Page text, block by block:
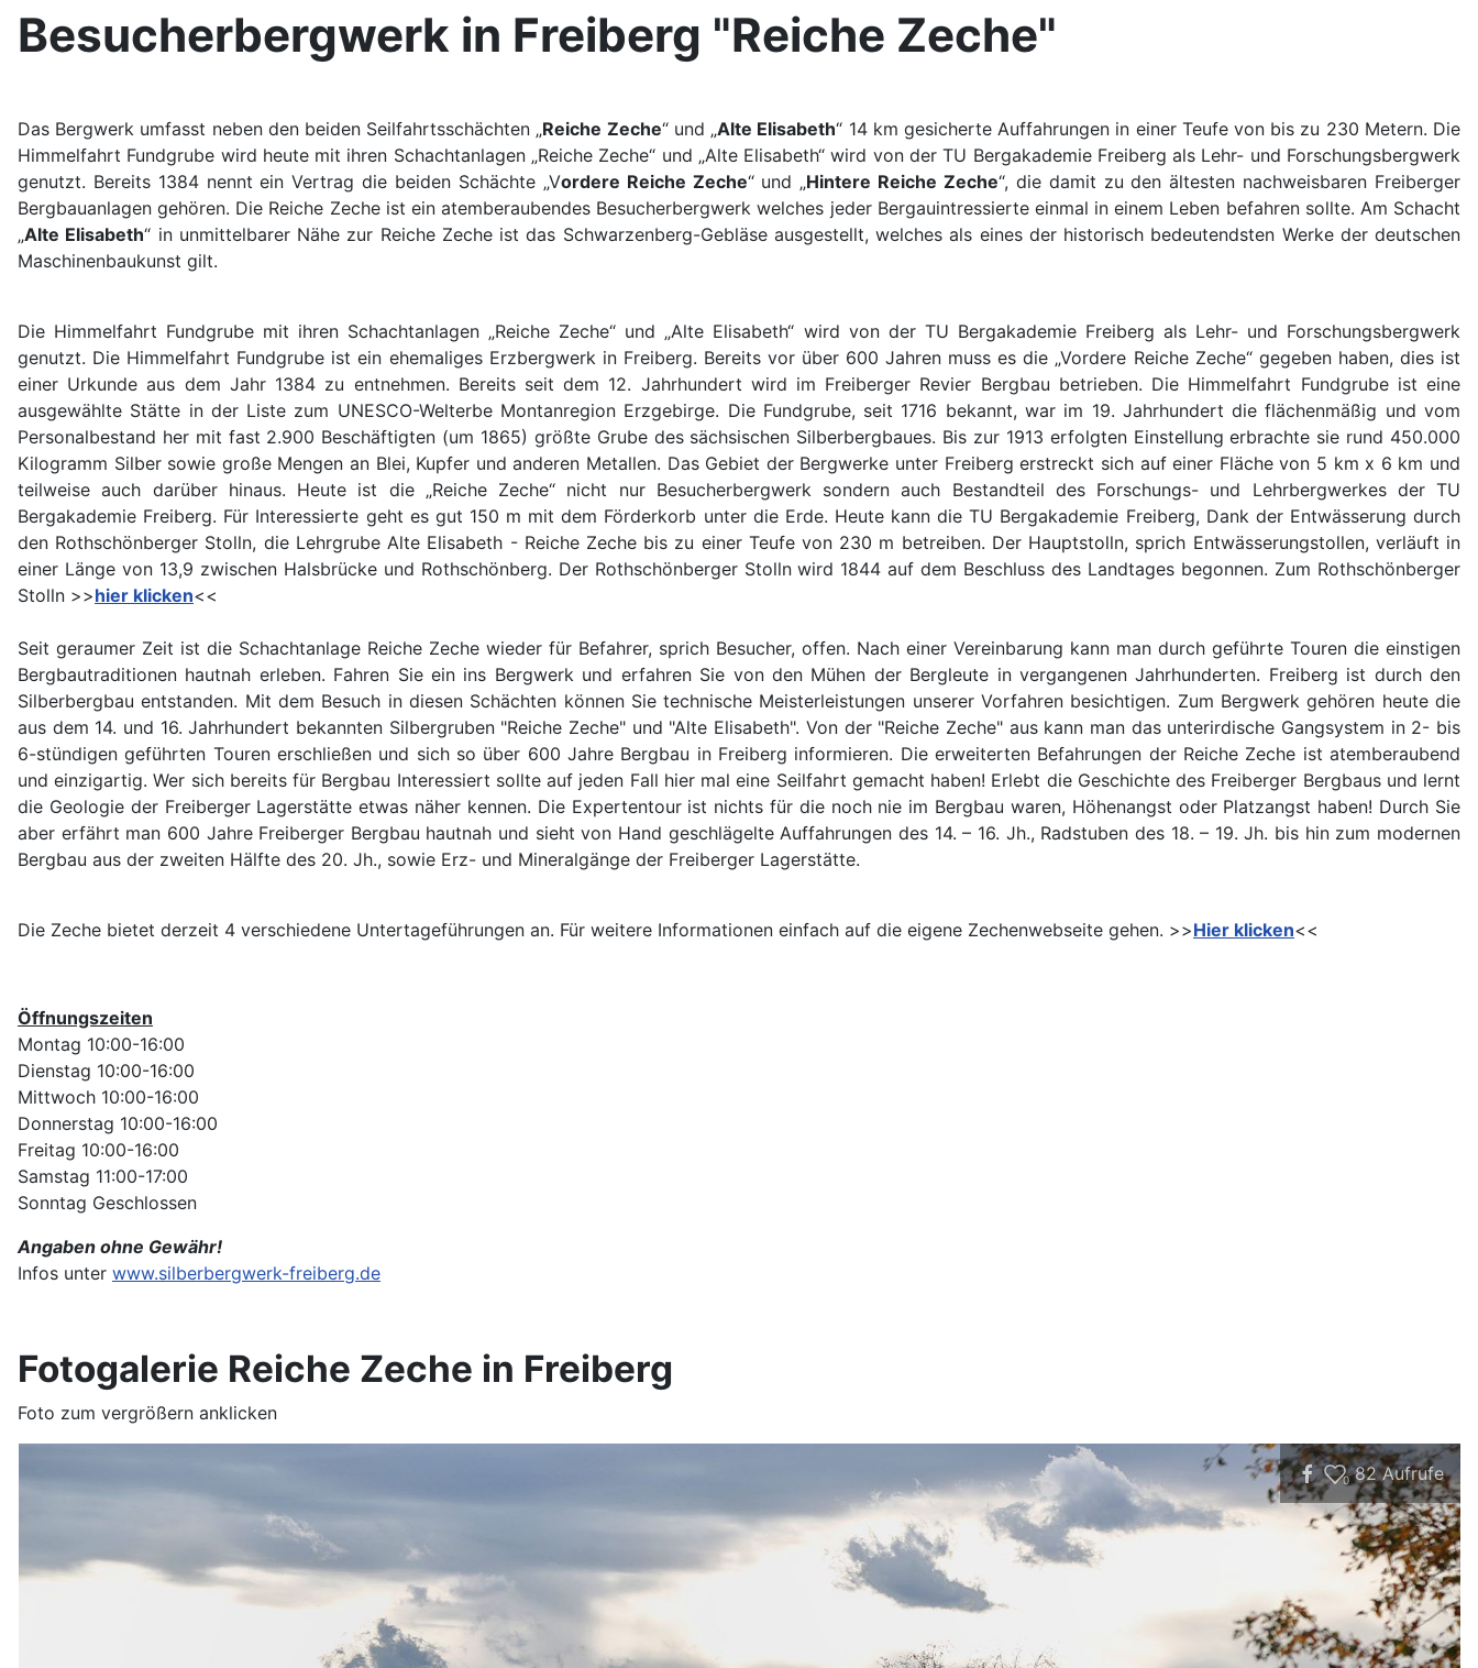
Besucherbergwerk in Freiberg "Reiche Zeche"
Das Bergwerk umfasst neben den beiden Seilfahrtsschächten „Reiche Zeche“ und „Alte Elisabeth“ 14 km gesicherte Auffahrungen in einer Teufe von bis zu 230 Metern. Die
Himmelfahrt Fundgrube wird heute mit ihren Schachtanlagen „Reiche Zeche“ und „Alte Elisabeth“ wird von der TU Bergakademie Freiberg als Lehr- und Forschungsbergwerk
genutzt. Bereits 1384 nennt ein Vertrag die beiden Schächte „Vordere Reiche Zeche“ und „Hintere Reiche Zeche“, die damit zu den ältesten nachweisbaren Freiberger
Bergbauanlagen gehören. Die Reiche Zeche ist ein atemberaubendes Besucherbergwerk welches jeder Bergauintressierte einmal in einem Leben befahren sollte. Am Schacht
„Alte Elisabeth“ in unmittelbarer Nähe zur Reiche Zeche ist das Schwarzenberg-Gebläse ausgestellt, welches als eines der historisch bedeutendsten Werke der deutschen
Maschinenbaukunst gilt.
Die Himmelfahrt Fundgrube mit ihren Schachtanlagen „Reiche Zeche“ und „Alte Elisabeth“ wird von der TU Bergakademie Freiberg als Lehr- und Forschungsbergwerk
genutzt. Die Himmelfahrt Fundgrube ist ein ehemaliges Erzbergwerk in Freiberg. Bereits vor über 600 Jahren muss es die „Vordere Reiche Zeche“ gegeben haben, dies ist
einer Urkunde aus dem Jahr 1384 zu entnehmen. Bereits seit dem 12. Jahrhundert wird im Freiberger Revier Bergbau betrieben. Die Himmelfahrt Fundgrube ist eine
ausgewählte Stätte in der Liste zum UNESCO-Welterbe Montanregion Erzgebirge. Die Fundgrube, seit 1716 bekannt, war im 19. Jahrhundert die flächenmäßig und vom
Personalbestand her mit fast 2.900 Beschäftigten (um 1865) größte Grube des sächsischen Silberbergbaues. Bis zur 1913 erfolgten Einstellung erbrachte sie rund 450.000
Kilogramm Silber sowie große Mengen an Blei, Kupfer und anderen Metallen. Das Gebiet der Bergwerke unter Freiberg erstreckt sich auf einer Fläche von 5 km x 6 km und
teilweise auch darüber hinaus. Heute ist die „Reiche Zeche“ nicht nur Besucherbergwerk sondern auch Bestandteil des Forschungs- und Lehrbergwerkes der TU
Bergakademie Freiberg. Für Interessierte geht es gut 150 m mit dem Förderkorb unter die Erde. Heute kann die TU Bergakademie Freiberg, Dank der Entwässerung durch
den Rothschönberger Stolln, die Lehrgrube Alte Elisabeth - Reiche Zeche bis zu einer Teufe von 230 m betreiben. Der Hauptstolln, sprich Entwässerungstollen, verläuft in
einer Länge von 13,9 zwischen Halsbrücke und Rothschönberg. Der Rothschönberger Stolln wird 1844 auf dem Beschluss des Landtages begonnen. Zum Rothschönberger
Stolln >>hier klicken<<
Seit geraumer Zeit ist die Schachtanlage Reiche Zeche wieder für Befahrer, sprich Besucher, offen. Nach einer Vereinbarung kann man durch geführte Touren die einstigen
Bergbautraditionen hautnah erleben. Fahren Sie ein ins Bergwerk und erfahren Sie von den Mühen der Bergleute in vergangenen Jahrhunderten. Freiberg ist durch den
Silberbergbau entstanden. Mit dem Besuch in diesen Schächten können Sie technische Meisterleistungen unserer Vorfahren besichtigen. Zum Bergwerk gehören heute die
aus dem 14. und 16. Jahrhundert bekannten Silbergruben "Reiche Zeche" und "Alte Elisabeth". Von der "Reiche Zeche" aus kann man das unterirdische Gangsystem in 2- bis
6-stündigen geführten Touren erschließen und sich so über 600 Jahre Bergbau in Freiberg informieren. Die erweiterten Befahrungen der Reiche Zeche ist atemberaubend
und einzigartig. Wer sich bereits für Bergbau Interessiert sollte auf jeden Fall hier mal eine Seilfahrt gemacht haben! Erlebt die Geschichte des Freiberger Bergbaus und lernt
die Geologie der Freiberger Lagerstätte etwas näher kennen. Die Expertentour ist nichts für die noch nie im Bergbau waren, Höhenangst oder Platzangst haben! Durch Sie
aber erfährt man 600 Jahre Freiberger Bergbau hautnah und sieht von Hand geschlägelte Auffahrungen des 14. – 16. Jh., Radstuben des 18. – 19. Jh. bis hin zum modernen
Bergbau aus der zweiten Hälfte des 20. Jh., sowie Erz- und Mineralgänge der Freiberger Lagerstätte.
Die Zeche bietet derzeit 4 verschiedene Untertageführungen an. Für weitere Informationen einfach auf die eigene Zechenwebseite gehen. >>Hier klicken<<
Öffnungszeiten
Montag 10:00-16:00
Dienstag 10:00-16:00
Mittwoch 10:00-16:00
Donnerstag 10:00-16:00
Freitag 10:00-16:00
Samstag 11:00-17:00
Sonntag Geschlossen
Angaben ohne Gewähr!
Infos unter www.silberbergwerk-freiberg.de
Fotogalerie Reiche Zeche in Freiberg
Foto zum vergrößern anklicken
0 82Aufrufe